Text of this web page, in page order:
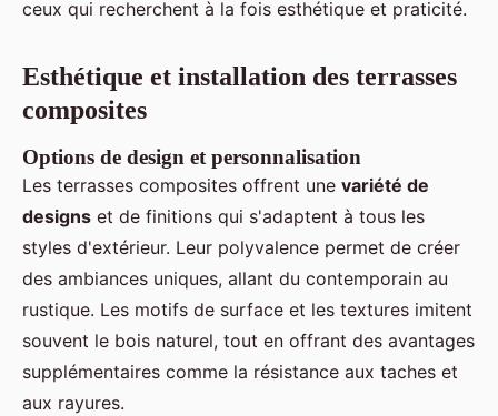
ceux qui recherchent à la fois esthétique et praticité.
Esthétique et installation des terrasses
composites
Options de design et personnalisation
Les terrasses composites offrent une variété de
designs et de finitions qui s'adaptent à tous les
styles d'extérieur. Leur polyvalence permet de créer
des ambiances uniques, allant du contemporain au
rustique. Les motifs de surface et les textures imitent
souvent le bois naturel, tout en offrant des avantages
supplémentaires comme la résistance aux taches et
aux rayures.